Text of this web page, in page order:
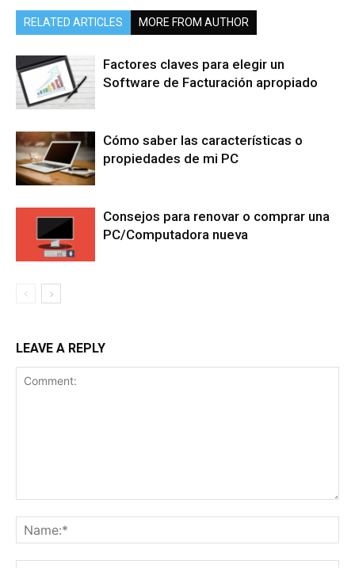
RELATED ARTICLES MORE FROM AUTHOR
Factores claves para elegir un
Software de Facturación apropiado
Cómo saber las características o
propiedades de mi PC
Consejos para renovar o comprar una
PC/Computadora nueva
LEAVE A REPLY